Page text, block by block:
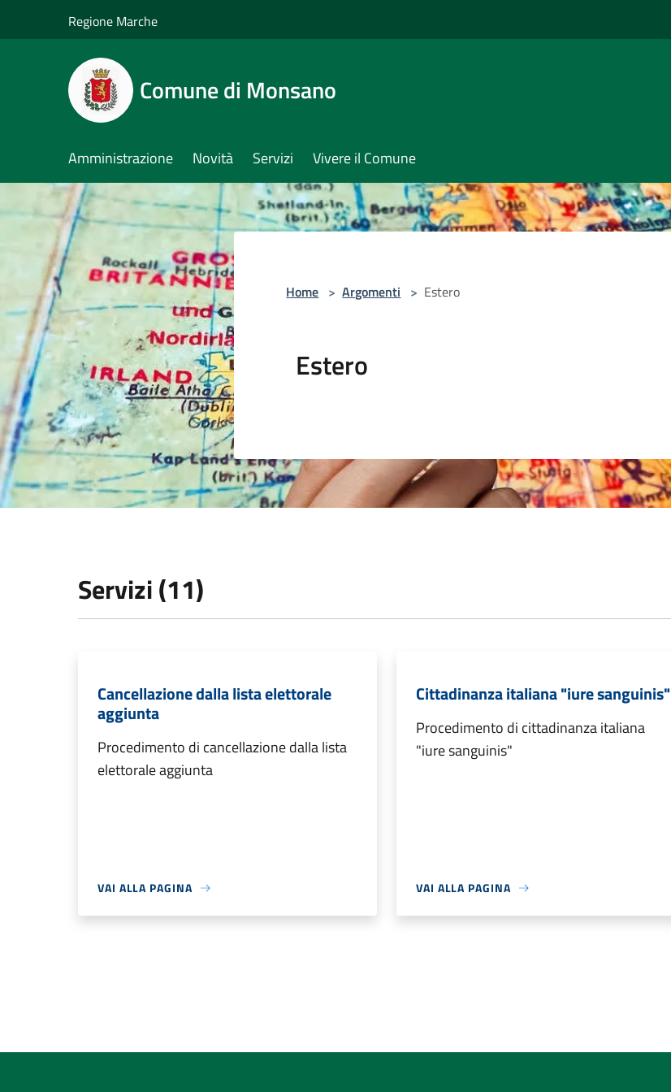
Regione Marche
Comune di Monsano
Amministrazione Novità Servizi Vivere il Comune
Home > Argomenti > Estero
Estero
Servizi (11)
Cancellazione dalla lista elettorale
aggiunta
Procedimento di cancellazione dalla lista
elettorale aggiunta
VAI ALLA PAGINA
Cittadinanza italiana "iure sanguinis"
Procedimento di cittadinanza italiana
"iure sanguinis"
VAI ALLA PAGINA